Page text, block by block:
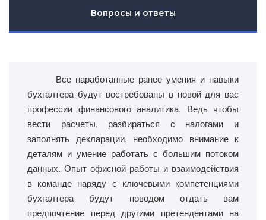
Вопросы и ответы
Все наработанные ранее умения и навыки
бухгалтера будут востребованы в новой для вас
профессии финансового аналитика. Ведь чтобы
вести расчеты, разбираться с налогами и
заполнять декларации, необходимо внимание к
деталям и умение работать с большим потоком
данных. Опыт офисной работы и взаимодействия
в команде наряду с ключевыми компетенциями
бухгалтера будут поводом отдать вам
предпочтение перед другими претендентами на